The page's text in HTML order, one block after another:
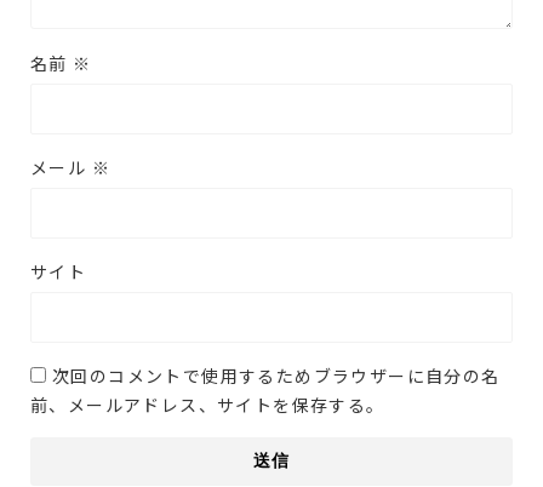
名前 ※
メール ※
サイト
次回のコメントで使用するためブラウザーに自分の名
前、メールアドレス、サイトを保存する。